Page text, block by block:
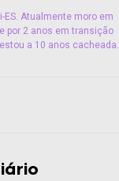
ES. Atualmente moro em
por 2 anos em transição
a 10 anos cacheada.